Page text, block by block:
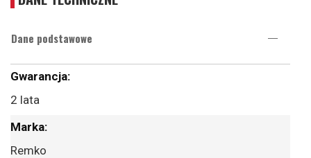
Dane podstawowe
Więcej
2 lata
Remko